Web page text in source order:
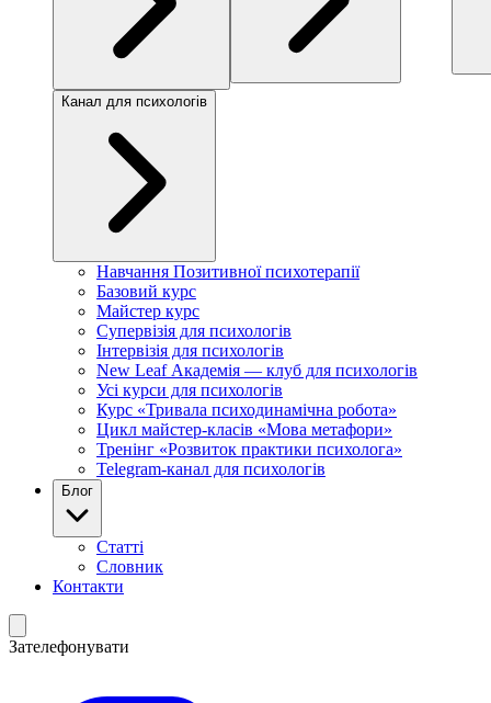
Канал для психологів
Навчання Позитивної психотерапії
Базовий курс
Майстер курс
Супервізія для психологів
Інтервізія для психологів
New Leaf Академія — клуб для психологів
Усі курси для психологів
Курс «Тривала психодинамічна робота»
Цикл майстер-класів «Мова метафори»
Тренінг «Розвиток практики психолога»
Telegram-канал для психологів
Блог
Статті
Словник
Контакти
Зателефонувати